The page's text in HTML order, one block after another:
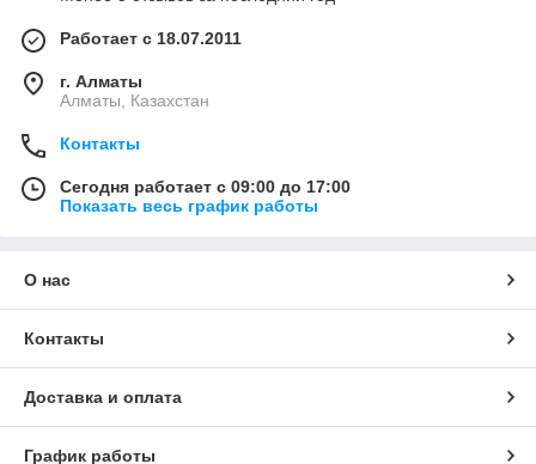
Работает с 18.07.2011
г. Алматы
Алматы, Казахстан
Контакты
Сегодня работает с 09:00 до 17:00
Показать весь график работы
О нас
Контакты
Доставка и оплата
График работы